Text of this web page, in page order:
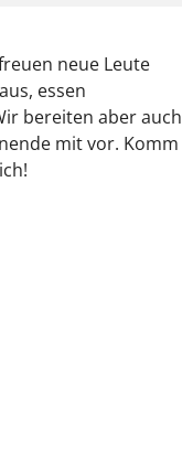
neue Leute
essen
bereiten aber auch
mit vor. Komm